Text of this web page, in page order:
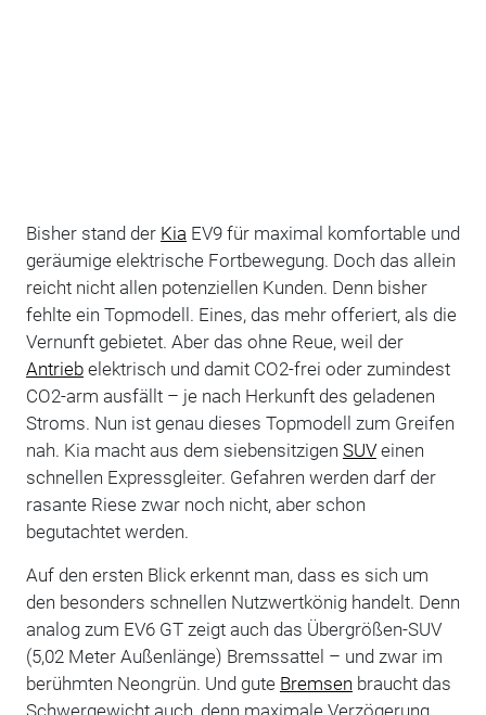
Bisher stand der Kia EV9 für maximal komfortable und
geräumige elektrische Fortbewegung. Doch das allein
reicht nicht allen potenziellen Kunden. Denn bisher
fehlte ein Topmodell. Eines, das mehr offeriert, als die
Vernunft gebietet. Aber das ohne Reue, weil der
Antriebelektrisch und damit CO2-frei oder zumindest
CO2-arm ausfällt – je nach Herkunft des geladenen
Stroms. Nun ist genau dieses Topmodell zum Greifen
nah. Kia macht aus dem siebensitzigen SUVeinen
schnellen Expressgleiter. Gefahren werden darf der
rasante Riese zwar noch nicht, aber schon
begutachtet werden.
Auf den ersten Blick erkennt man, dass es sich um
den besonders schnellen Nutzwertkönig handelt. Denn
analog zum EV6 GT zeigt auch das Übergrößen-SUV
(5,02 Meter Außenlänge) Bremssattel – und zwar im
berühmten Neongrün. Und gute Bremsen braucht das
Schwergewicht auch, denn maximale Verzögerung